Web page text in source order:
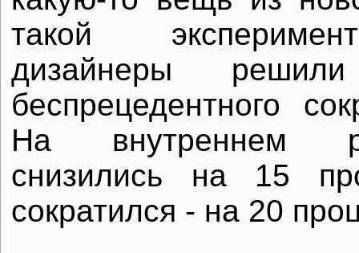
такой
дизайнеры
беспрецедентного
На внутреннем
снизились на 15
сократился - на 20